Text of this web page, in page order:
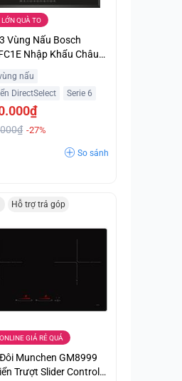
LỚN QUÀ TO
Vùng Nấu Bosch
Nhập Khẩu Châu
nấu
DirectSelect
Serie 6
-27%
So sánh
Hỗ trợ trả góp
GIÁ RẺ QUÁ
Munchen GM8999
Trượt Slider Control